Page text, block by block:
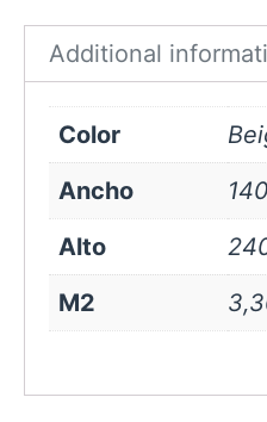
Additional
Color
Ancho
Alto
M2